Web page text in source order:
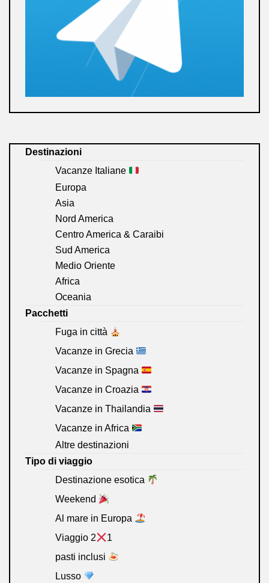
Destinazioni
Vacanze Italiane
Europa
Asia
Nord America
Centro America & Caraibi
Sud America
Medio Oriente
Africa
Oceania
Pacchetti
Fuga in città
Vacanze in Grecia
Vacanze in Spagna
Vacanze in Croazia
Vacanze in Thailandia
Vacanze in Africa
Altre destinazioni
Tipo di viaggio
Destinazione esotica
Weekend
Al mare in Europa
Viaggio 2
1
pasti inclusi
Lusso